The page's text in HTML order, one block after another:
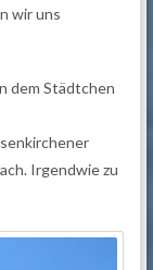
wir uns
dem Städtchen
Irgendwie zu